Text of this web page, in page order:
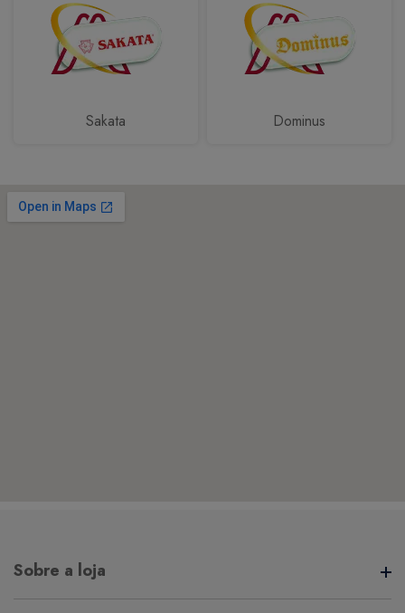
Sakata Dominus
Sobre a loja